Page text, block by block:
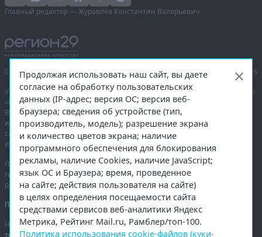
Главный редактор — Журавлёв Константин Валерьевич
Сетевое издание «Информационное агентство Регион 29»,
© 2016–2026
Учредитель — общество с ограниченной ответственностью «Агентство
«Правда Севера».
Выписка из реестра зарегистрированных средств массовой
информации:ЭЛ № ФС 77-74226от 09.11.2018 выдано Федеральной
службой по надзору в сфере связи, информационных технологий
и массовых коммуникаций (Роскомнадзор).
При полном или частичном использовании любых материалов
гиперссылка на region29.ruобязательна. Копирование материалов без
разрешения администрации сайта запрещено.
Правовая информация
На информационном ресурсе применяютсярекомендательные
Продолжая использовать наш сайт, вы даете
согласие на обработку пользовательских
данных (IP-адрес; версия ОС; версия веб-
браузера; сведения об устройстве (тип,
производитель, модель); разрешение экрана
и количество цветов экрана; наличие
программного обеспечения для блокирования
рекламы, наличие Cookies, наличие JavaScript;
язык ОС и Браузера; время, проведенное
на сайте; действия пользователя на сайте)
в целях определения посещаемости сайта
средствами сервисов веб-аналитики Яндекс
Метрика, Рейтинг Mail.ru, Рамблер/топ-100.
Политика использования cookie-файлов (куки-